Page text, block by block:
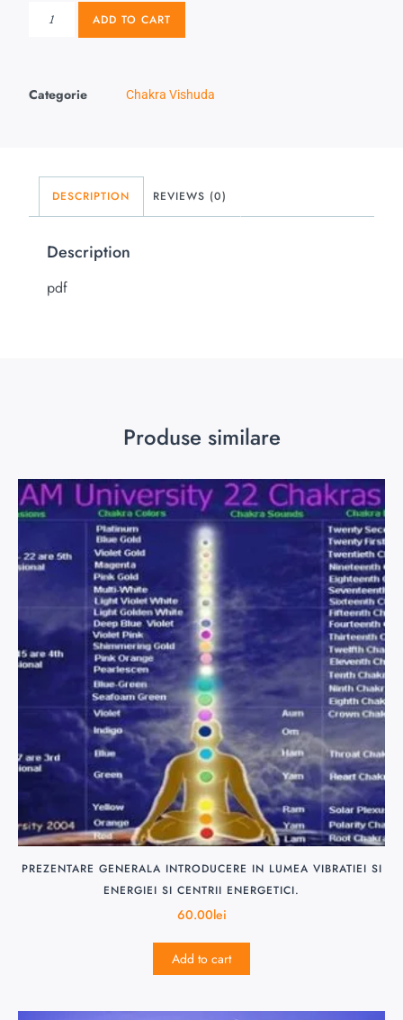
ADD TO CART
Categorie Chakra Vishuda
DESCRIPTION REVIEWS (0)
Description
pdf
Produse similare
PREZENTARE GENERALA INTRODUCERE IN LUMEA VIBRATIEI SI
ENERGIEI SI CENTRII ENERGETICI.
60.00lei
Add to cart